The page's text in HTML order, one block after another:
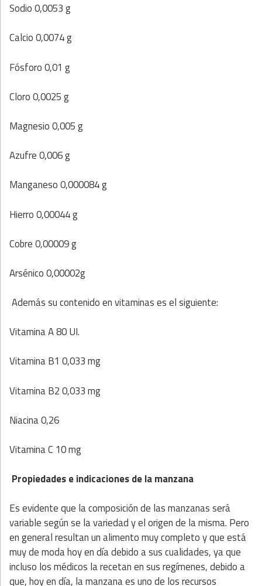
Sodio 0,0053 g
Calcio 0,0074 g
Fósforo 0,01 g
Cloro 0,0025 g
Magnesio 0,005 g
Azufre 0,006 g
Manganeso 0,000084 g
Hierro 0,00044 g
Cobre 0,00009 g
Arsénico 0,00002g
Además su contenido en vitaminas es el siguiente:
Vitamina A 80 UI.
Vitamina B1 0,033 mg
Vitamina B2 0,033 mg
Niacina 0,26
Vitamina C 10 mg
Propiedades e indicaciones de la manzana
Es evidente que la composición de las manzanas será
variable según se la variedad y el origen de la misma. Pero
en general resultan un alimento muy completo y que está
muy de moda hoy en día debido a sus cualidades, ya que
incluso los médicos la recetan en sus regímenes, debido a
que, hoy en día, la manzana es uno de los recursos